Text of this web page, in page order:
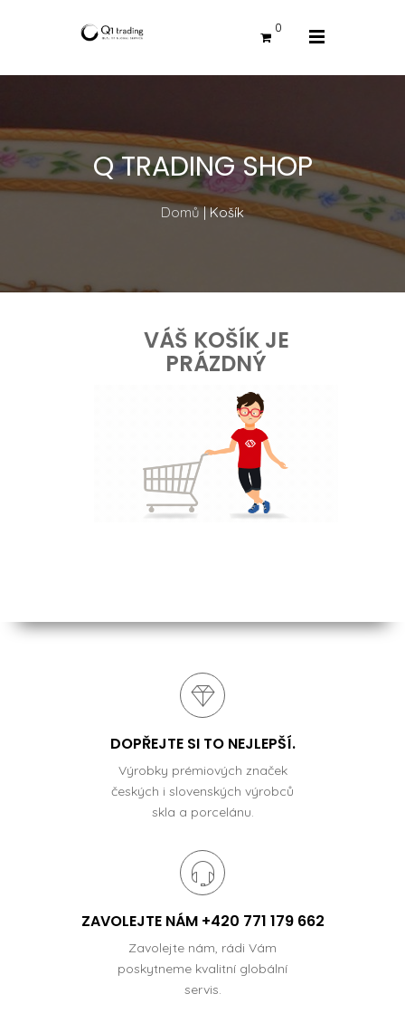
0
Q TRADING SHOP
Domů| Košík
VÁŠ KOŠÍK JE
PRÁZDNÝ
DOPŘEJTE SI TO NEJLEPŠÍ.
Výrobky prémiových značek
českých i slovenských výrobců
skla a porcelánu.
ZAVOLEJTE NÁM +420 771 179 662
Zavolejte nám, rádi Vám
poskytneme kvalitní globální
servis.